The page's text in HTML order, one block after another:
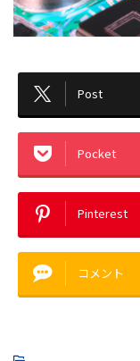
Post
Pocket
Pinterest
コメント